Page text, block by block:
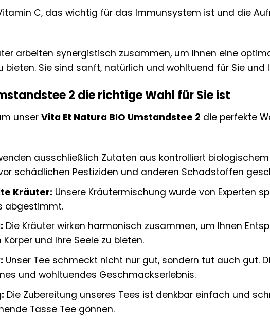
C, das wichtig für das Immunsystem ist und die
arbeiten synergistisch zusammen, um Ihnen eine
bieten. Sie sind sanft, natürlich und wohltuend für Sie und
2 die richtige Wahl für Sie ist
unserVita Et Natura BIO Umstandstee 2 die perfekte
ausschließlich Zutaten aus kontrolliert
schädlichen Pestiziden und anderen Schadstoffen
Kräuter: Unsere Kräutermischung wurde von Experten
abgestimmt.
Die Kräuter wirken harmonisch zusammen, um Ihnen
und Ihre Seele zu bieten.
Unser Tee schmeckt nicht nur gut, sondern tut auch gut.
und wohltuendes Geschmackserlebnis.
Die Zubereitung unseres Tees ist denkbar einfach und
Tasse Tee gönnen.